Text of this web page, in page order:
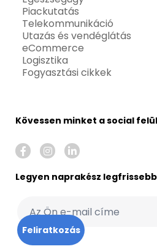
Piackutatás
Telekommunikáció
Utazás és vendéglátás
eCommerce
Logisztika
Fogyasztási cikkek
Kövessen minket a social
Legyen naprakész